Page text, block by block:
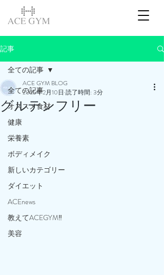
記事
全ての記事
オススメ食材
健康
栄養素
ボディメイク
新しいカテゴリー
ダイエット
ACEnews
教えてACEGYM‼️
美容
全ての記事
グルテンフリー
ACE GYM BLOG
2025年2月10日 読了時間: 3分